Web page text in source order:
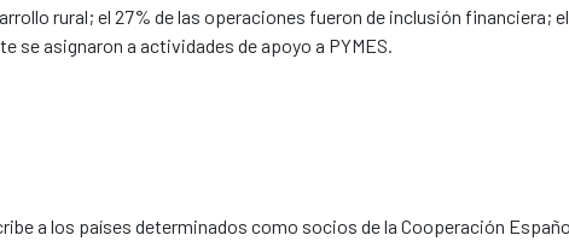
rural; el 27% de las operaciones fueron de inclusión financiera;
se asignaron a actividades de apoyo a PYMES.
a los países determinados como socios de la Cooperación